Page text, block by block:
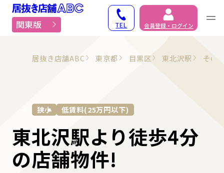
居抜き物件・貸店舗で
関東版 TEL 会員登録・ログイン
居抜き店舗ABC 東京都 目黒区 東北沢駅 その
狭小 低賃料(25万円以下)
東北沢駅より徒歩4分
の店舗物件!